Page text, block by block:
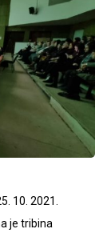
10. 2021.
je tribina